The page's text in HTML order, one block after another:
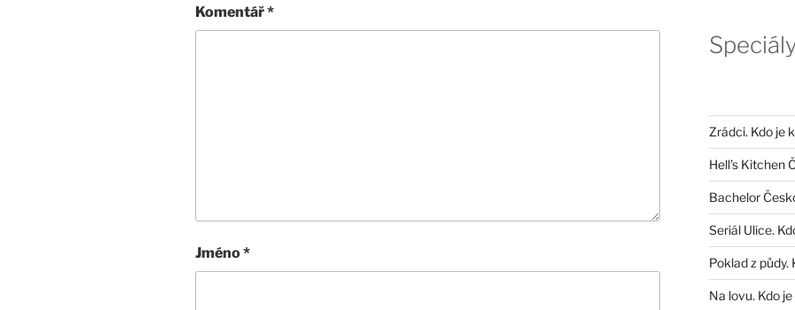
Komentář*
Jméno*
Zrádci. Kdo je
Hell’s Kitchen
Bachelor
Seriál Ulice.
Poklad z půdy.
Na lovu. Kdo